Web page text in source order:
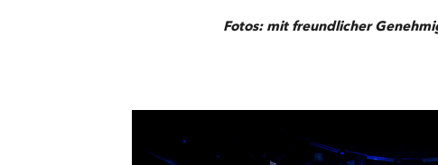
Fotos: mit freundlicher